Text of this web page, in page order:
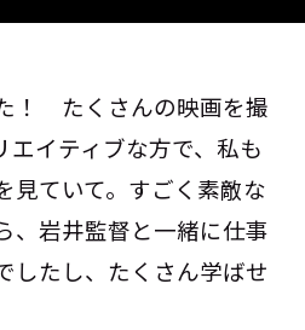
！ たくさんの映画を撮
エイティブな方で、私も
見ていて。すごく素敵な
、岩井監督と一緒に仕事
したし、たくさん学ばせ